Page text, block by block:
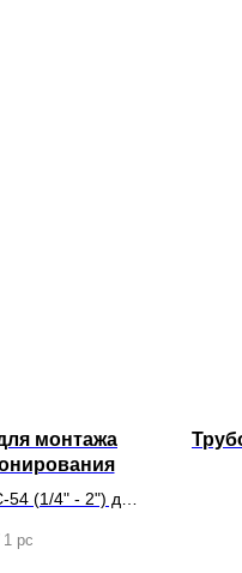
монтажа
54 (1/4" - 2") для
1 pc